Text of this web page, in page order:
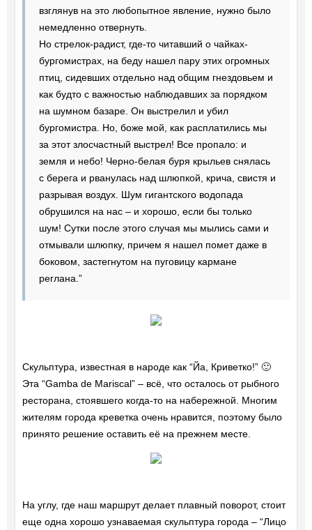
взглянув на это любопытное явление, нужно было
немедленно отвернуть.
Но стрелок-радист, где-то читавший о чайках-
бургомистрах, на беду нашел пару этих огромных
птиц, сидевших отдельно над общим гнездовьем и
как будто с важностью наблюдавших за порядком
на шумном базаре. Он выстрелил и убил
бургомистра. Но, боже мой, как расплатились мы
за этот злосчастный выстрел! Все пропало: и
земля и небо! Черно-белая буря крыльев снялась
с берега и рванулась над шлюпкой, крича, свистя и
разрывая воздух. Шум гигантского водопада
обрушился на нас – и хорошо, если бы только
шум! Сутки после этого случая мы мылись сами и
отмывали шлюпку, причем я нашел помет даже в
боковом, застегнутом на пуговицу кармане
реглана.”
Скульптура, известная в народе как “Йа, Криветко!” 🙂
Эта “Gamba de Mariscal” – всё, что осталось от рыбного
ресторана, стоявшего когда-то на набережной. Многим
жителям города креветка очень нравится, поэтому было
принято решение оставить её на прежнем месте.
На углу, где наш маршрут делает плавный поворот, стоит
еще одна хорошо узнаваемая скульптура города – “Лицо